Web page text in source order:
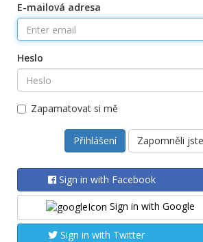
E-mailová adresa
Heslo
Zapamatovat si mě
Zapomněli
Sign in with Facebook
Sign in with Google
Sign in with Twitter